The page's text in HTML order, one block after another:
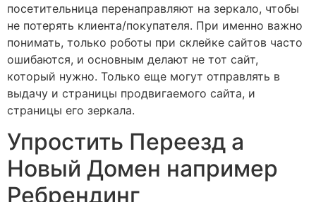
посетительница перенаправляют на зеркало, чтобы
не потерять клиента/покупателя. При именно важно
понимать, только роботы при склейке сайтов часто
ошибаются, и основным делают не тот сайт,
который нужно. Только еще могут отправлять в
выдачу и страницы продвигаемого сайта, и
страницы его зеркала.
Упростить Переезд а
Новый Домен например
Ребрендинг